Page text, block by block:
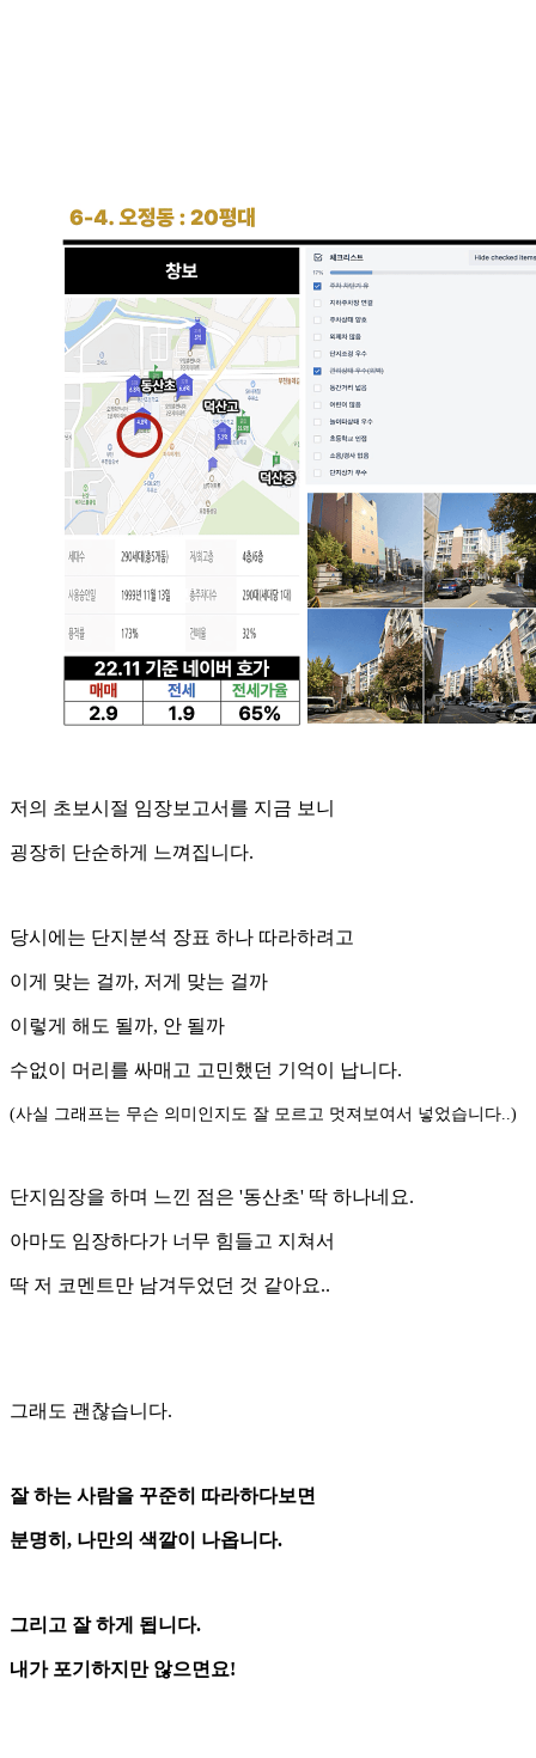
저의 초보시절 임장보고서를 지금 보니
굉장히 단순하게 느껴집니다.
당시에는 단지분석 장표 하나 따라하려고
이게 맞는 걸까, 저게 맞는 걸까
이렇게 해도 될까, 안 될까
수없이 머리를 싸매고 고민했던 기억이 납니다.
(사실 그래프는 무슨 의미인지도 잘 모르고 멋져보여서 넣었습니다..)
단지임장을 하며 느낀 점은 '동산초' 딱 하나네요.
아마도 임장하다가 너무 힘들고 지쳐서
딱 저 코멘트만 남겨두었던 것 같아요..
그래도 괜찮습니다.
잘 하는 사람을 꾸준히 따라하다보면
분명히, 나만의 색깔이 나옵니다.
그리고 잘 하게 됩니다.
내가 포기하지만 않으면요!